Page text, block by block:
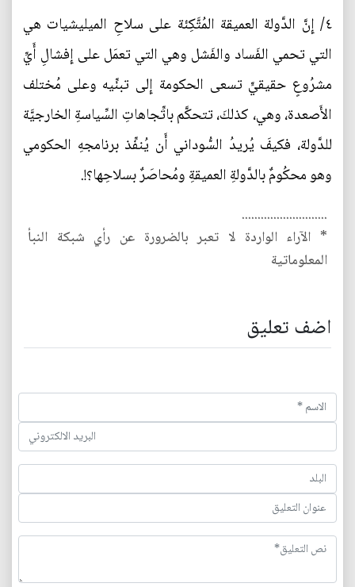
٤/ إِنَّ الدَّولة العميقة المُتَّكِئة على سلاحِ الميليشيات هي
التي تحمي الفَساد والفَشل وهي التي تعمَل على إِفشالِ أَيِّ
مشرُوعٍ حقيقيٍّ تسعى الحكومة إِلى تبنِّيه وعلى مُختلف
الأَصعدة، وهي، كذلكَ، تتحكَّم باتِّجاهاتِ السِّياسةِ الخارجيَّة
للدَّولة، فكيفَ يُريدُ السُّوداني أَن يُنفِّذ برنامجهِ الحكومي
وهو محكُومٌ بالدَّولةِ العميقةِ ومُحاصَرٌ بسلاحِها؟!.
...........................
* الآراء الواردة لا تعبر بالضرورة عن رأي شبكة النبأ
المعلوماتية
اضف تعليق